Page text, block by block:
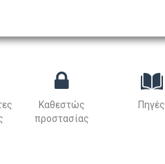
Καθεστώς
προστασίας
Πηγές